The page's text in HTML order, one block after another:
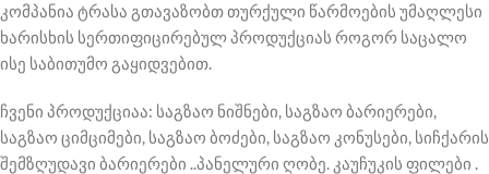
კომპანია ტრასა გთავაზობთ თურქული წარმოების უმაღლესი
ხარისხის სერთიფიცირებულ პროდუქციას როგორ საცალო
ისე საბითუმო გაყიდვებით.
ჩვენი პროდუქციაა: საგზაო ნიშნები, საგზაო ბარიერები,
საგზაო ციმციმები, საგზაო ბოძები, საგზაო კონუსები, სიჩქარის
შემზღუდავი ბარიერები ..პანელური ღობე. კაუჩუკის ფილები .